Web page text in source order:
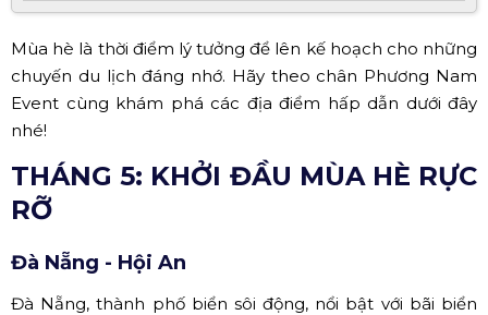
Mùa hè là thời điểm lý tưởng để lên kế hoạch cho những
chuyến du lịch đáng nhớ. Hãy theo chân Phương Nam
Event cùng khám phá các địa điểm hấp dẫn dưới đây
nhé!
THÁNG 5: KHỞI ĐẦU MÙA HÈ RỰC
RỠ
Đà Nẵng - Hội An
Đà Nẵng, thành phố biển sôi động, nổi bật với bãi biển